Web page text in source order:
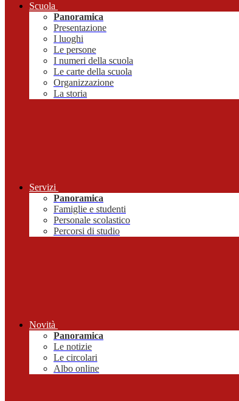
Scuola
Panoramica
Presentazione
I luoghi
Le persone
I numeri della scuola
Le carte della scuola
Organizzazione
La storia
Servizi
Panoramica
Famiglie e studenti
Personale scolastico
Percorsi di studio
Novità
Panoramica
Le notizie
Le circolari
Albo online